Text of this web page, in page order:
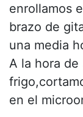
enrollamos
brazo de
una media
A la hora de
en el